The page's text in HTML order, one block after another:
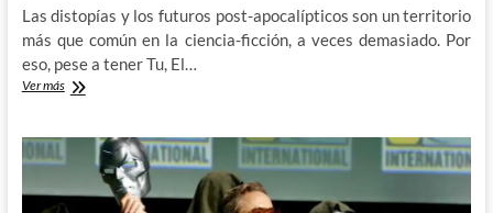
Las distopías y los futuros post-apocalípticos son un territorio
más que común en la ciencia-ficción, a veces demasiado. Por
eso, pese a tener Tu, El…
Ver másTu,
–
El
optimista